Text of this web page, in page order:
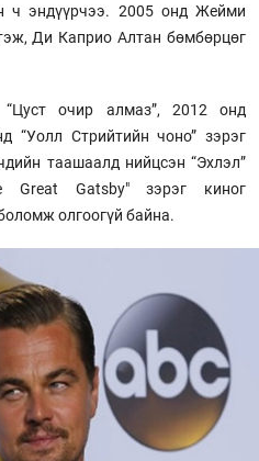
ч эндүүрчээ. 2005 онд Жейми
Ди Каприо Алтан бөмбөрцөг
очир алмаз”, 2012 онд
“Уолл Стрийтийн чоно” зэрэг
таашаалд нийцсэн “Эхлэл”
Great Gatsby" зэрэг киног
олгоогүй байна.